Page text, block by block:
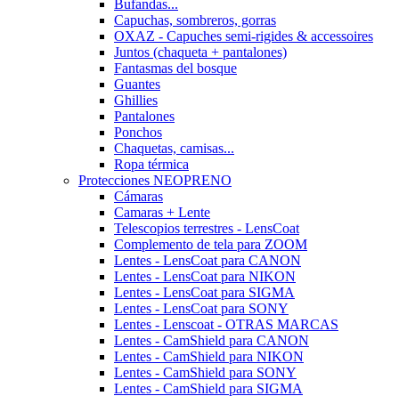
Bufandas...
Capuchas, sombreros, gorras
OXAZ - Capuches semi-rigides & accessoires
Juntos (chaqueta + pantalones)
Fantasmas del bosque
Guantes
Ghillies
Pantalones
Ponchos
Chaquetas, camisas...
Ropa térmica
Protecciones NEOPRENO
Cámaras
Camaras + Lente
Telescopios terrestres - LensCoat
Complemento de tela para ZOOM
Lentes - LensCoat para CANON
Lentes - LensCoat para NIKON
Lentes - LensCoat para SIGMA
Lentes - LensCoat para SONY
Lentes - Lenscoat - OTRAS MARCAS
Lentes - CamShield para CANON
Lentes - CamShield para NIKON
Lentes - CamShield para SONY
Lentes - CamShield para SIGMA